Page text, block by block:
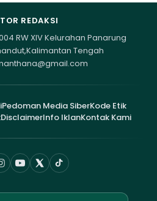
REDAKSI
RW XIV Kelurahan Panarung
Tengah
Pedoman Media SiberKode Etik
DisclaimerInfo IklanKontak Kami